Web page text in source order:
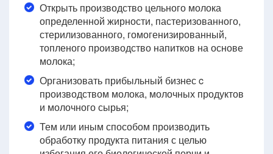
Открыть производство цельного молока
определенной жирности, пастеризованного,
стерилизованного, гомогенизированный,
топленого производство напитков на основе
молока;
Организовать прибыльный бизнес c
производством молока, молочных продуктов
и молочного сырья;
Тем или иным способом производить
обработку продукта питания с целью